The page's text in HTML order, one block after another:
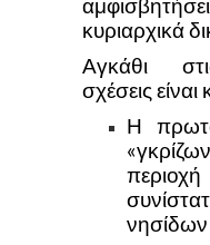
κυριαρχικά
Αγκάθι
σχέσεις
Η